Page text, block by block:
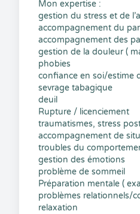
Mon expertise :
gestion du stress et de
accompagnement du
accompagnement des
gestion de la douleur (
phobies
confiance en soi/estime
sevrage tabagique
deuil
Rupture / licenciement
traumatismes, stress
accompagnement de
troubles du
gestion des émotions
problème de sommeil
Préparation mentale (
problèmes relationnels/
relaxation